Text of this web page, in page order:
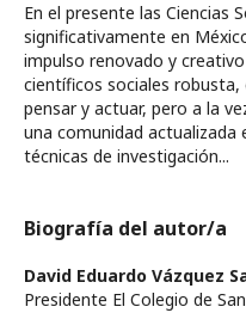
En el presente las Ciencias
significativamente en
impulso renovado y
científicos sociales robusta,
pensar y actuar, pero a la
una comunidad
técnicas de investigación...
Biografía del autor/a
David Eduardo Vázquez
Presidente El Colegio de